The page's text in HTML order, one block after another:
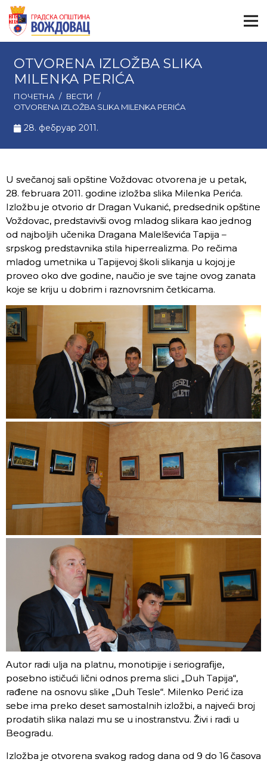
OTVORENA IZLOŽBA SLIKA
MILENKA PERIĆA
ПОЧЕТНА / ВЕСТИ
/
OTVORENA IZLOŽBA SLIKA MILENKA PERIĆA
28. фебруар 2011.
U svečanoj sali opštine Voždovac otvorena je u petak,
28. februara 2011. godine izložba slika Milenka Perića.
Izložbu je otvorio dr Dragan Vukanić, predsednik opštine
Voždovac, predstavivši ovog mladog slikara kao jednog
od najboljih učenika Dragana Malelševića Tapija –
srpskog predstavnika stila hiperrealizma. Po rečima
mladog umetnika u Tapijevoj školi slikanja u kojoj je
proveo oko dve godine, naučio je sve tajne ovog zanata
koje se kriju u dobrim i raznovrsnim četkicama.
Autor radi ulja na platnu, monotipije i seriografije,
posebno ističući lični odnos prema slici „Duh Tapija“,
rađene na osnovu slike „Duh Tesle“. Milenko Perić iza
sebe ima preko deset samostalnih izložbi, a najveći broj
prodatih slika nalazi mu se u inostranstvu. Živi i radi u
Beogradu.
Izložba je otvorena svakog radog dana od 9 do 16 časova